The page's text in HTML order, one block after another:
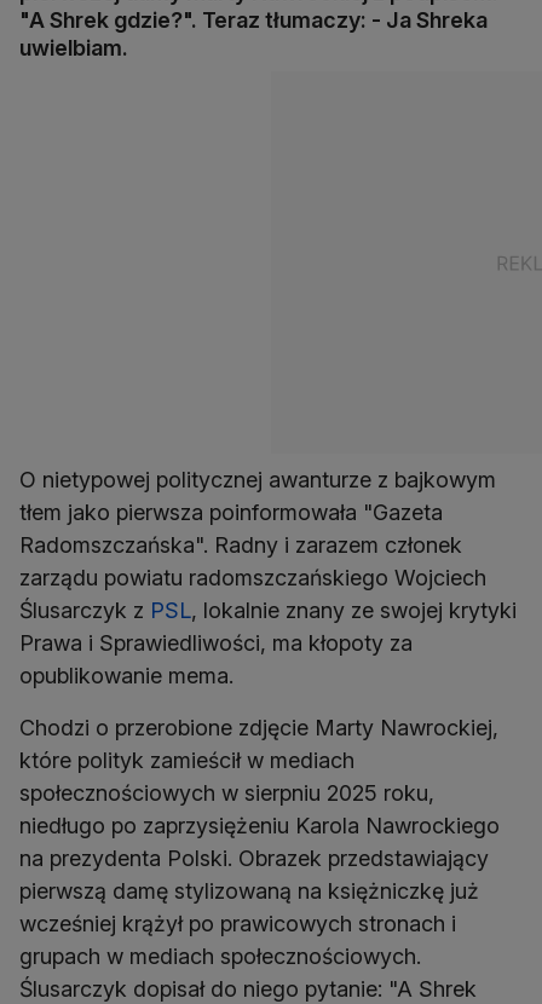
"A Shrek gdzie?". Teraz tłumaczy: - Ja Shreka
uwielbiam.
O nietypowej politycznej awanturze z bajkowym
tłem jako pierwsza poinformowała "Gazeta
Radomszczańska". Radny i zarazem członek
zarządu powiatu radomszczańskiego Wojciech
Ślusarczyk z PSL, lokalnie znany ze swojej krytyki
Prawa i Sprawiedliwości, ma kłopoty za
opublikowanie mema.
Chodzi o przerobione zdjęcie Marty Nawrockiej,
które polityk zamieścił w mediach
społecznościowych w sierpniu 2025 roku,
niedługo po zaprzysiężeniu Karola Nawrockiego
na prezydenta Polski. Obrazek przedstawiający
pierwszą damę stylizowaną na księżniczkę już
wcześniej krążył po prawicowych stronach i
grupach w mediach społecznościowych.
Ślusarczyk dopisał do niego pytanie: "A Shrek